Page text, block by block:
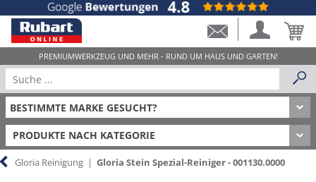
PRODUKTE NACH KATEGORIE
Gloria Reinigung |Gloria Stein Spezial-Reiniger - 001130.0000